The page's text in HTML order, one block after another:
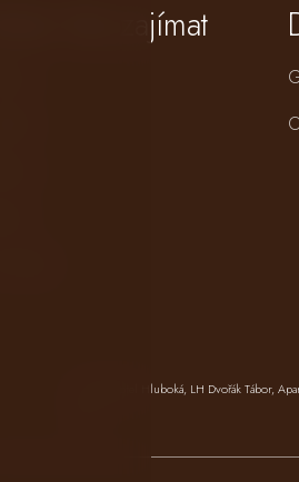
Může Vás zajímat
LH Parkhotel Hluboká, LH Dvořák Tábor,